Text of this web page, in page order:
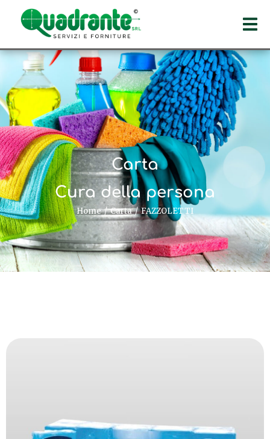
Carta
Cura della persona
Tu sei qui: Home Carta FAZZOLETTI